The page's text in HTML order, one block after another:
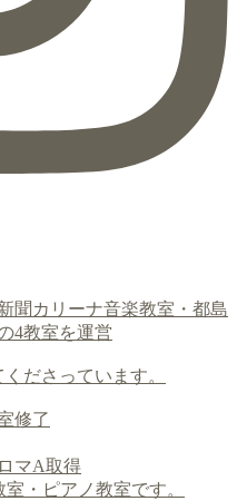
聞カリーナ音楽教室・都島
4教室を運営
ださっています。
修了
マA取得
・ピアノ教室です。